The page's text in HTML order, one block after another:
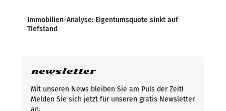
Immobilien-Analyse: Eigentumsquote sinkt auf
Tiefstand
newsletter
Mit unseren News bleiben Sie am Puls der Zeit!
Melden Sie sich jetzt für unseren gratis Newsletter
an.